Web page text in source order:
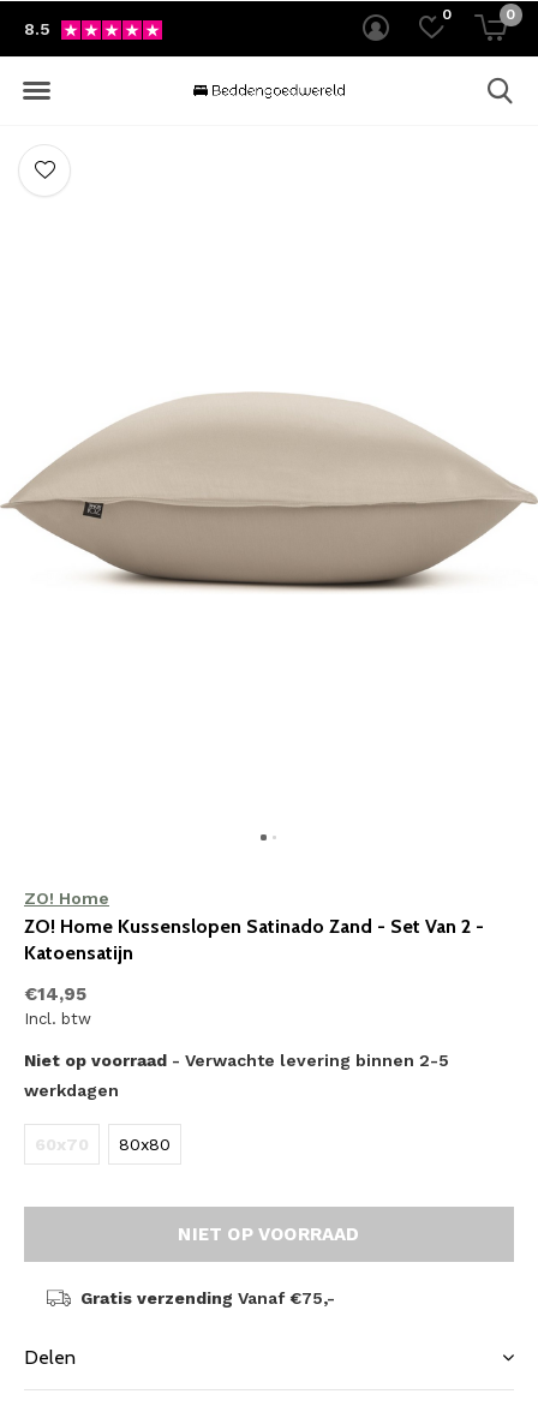
0 0
8.5
ZO! Home
ZO! Home Kussenslopen Satinado Zand - Set Van 2 -
Katoensatijn
€14,95
Incl. btw
Niet op voorraad - Verwachte levering binnen 2-5
werkdagen
60x70 80x80
NIET OP VOORRAAD
Gratis verzending Vanaf €75,-
Delen